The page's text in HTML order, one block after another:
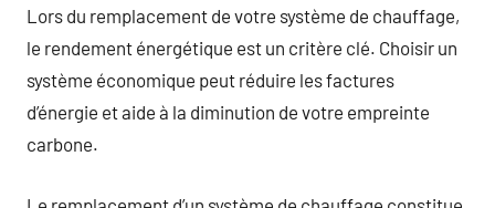
Lors du remplacement de votre système de chauffage,
le rendement énergétique est un critère clé. Choisir un
système économique peut réduire les factures
d’énergie et aide à la diminution de votre empreinte
carbone.